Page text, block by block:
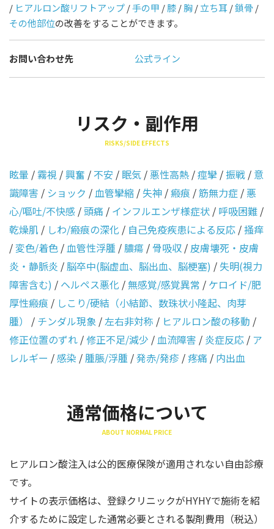
/ ヒアルロン酸リフトアップ/手の甲 /膝/胸/立ち耳/鎖骨 /
その他部位の改善をすることができます。
お問い合わせ先 公式ライン
リスク・副作用
RISKS/SIDE EFFECTS
眩暈 /霧視 /興奮 / 不安 / 眠気 /悪性高熱 /痙攣 /振戦 / 意
識障害 / ショック /血管攣縮 /失神 /瘢痕 /筋無力症 /悪
心/嘔吐/不快感 /頭痛 / インフルエンザ様症状 / 呼吸困難 /
乾燥肌 / しわ/瘢痕の深化 / 自己免疫疾患による反応 /掻痒
/変色/着色 /血管性浮腫 /膿瘍 / 骨吸収 / 皮膚壊死・皮膚
炎・静脈炎 /脳卒中(脳虚血、脳出血、脳梗塞) /失明(視力
障害含む) / ヘルペス悪化 /無感覚/感覚異常 / ケロイド/肥
厚性瘢痕 / しこり/硬結（小結節、数珠状小隆起、肉芽
腫）
/ チンダル現象 /左右非対称 / ヒアルロン酸の移動 /
修正位置のずれ /修正不足/減少 /血流障害 / 炎症反応 / ア
レルギー /感染 /腫脹/浮腫 /発赤/発疹 /疼痛 / 内出血
通常価格について
ABOUT NORMAL PRICE
ヒアルロン酸注入は公的医療保険が適用されない自由診療
です。
サイトの表示価格は、登録クリニックがHYHYで施術を紹
介するために設定した通常必要とされる製剤費用（税込）